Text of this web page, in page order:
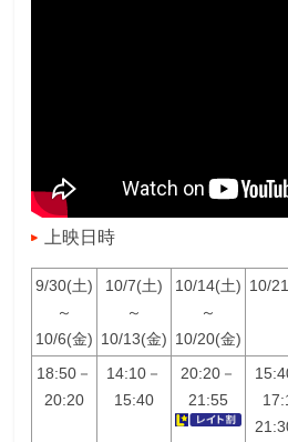
上映日時
9/30(土)
～
10/6(金)
10/7(土)
～
10/13(金)
10/14(土)
～
10/20(金)
10/
18:50－
20:20
14:10－
15:40
20:20－
21:55